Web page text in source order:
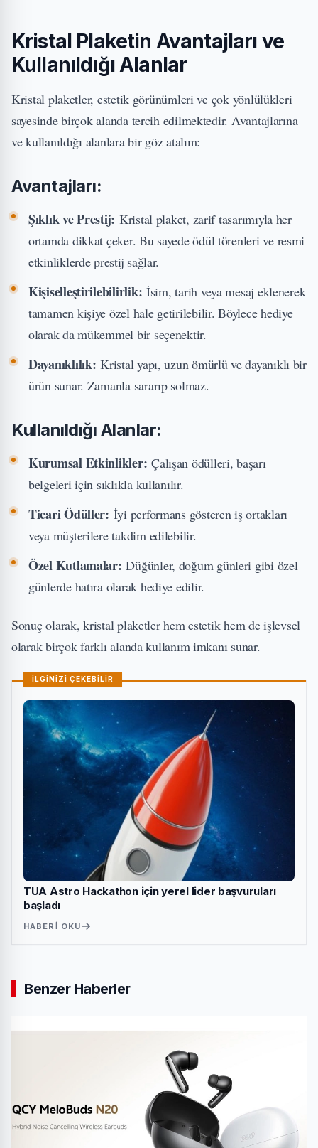
Kristal Plaketin Avantajları ve
Kullanıldığı Alanlar
Kristal plaketler, estetik görünümleri ve çok yönlülükleri
sayesinde birçok alanda tercih edilmektedir. Avantajlarına
ve kullanıldığı alanlara bir göz atalım:
Avantajları:
Şıklık ve Prestij: Kristal plaket, zarif tasarımıyla her
ortamda dikkat çeker. Bu sayede ödül törenleri ve resmi
etkinliklerde prestij sağlar.
Kişiselleştirilebilirlik: İsim, tarih veya mesaj eklenerek
tamamen kişiye özel hale getirilebilir. Böylece hediye
olarak da mükemmel bir seçenektir.
Dayanıklılık: Kristal yapı, uzun ömürlü ve dayanıklı bir
ürün sunar. Zamanla sararıp solmaz.
Kullanıldığı Alanlar:
Kurumsal Etkinlikler: Çalışan ödülleri, başarı
belgeleri için sıklıkla kullanılır.
Ticari Ödüller: İyi performans gösteren iş ortakları
veya müşterilere takdim edilebilir.
Özel Kutlamalar: Düğünler, doğum günleri gibi özel
günlerde hatıra olarak hediye edilir.
Sonuç olarak, kristal plaketler hem estetik hem de işlevsel
olarak birçok farklı alanda kullanım imkanı sunar.
İLGİNİZİ ÇEKEBİLİR
TUA Astro Hackathon için yerel lider başvuruları
başladı
HABERI OKU
Benzer Haberler